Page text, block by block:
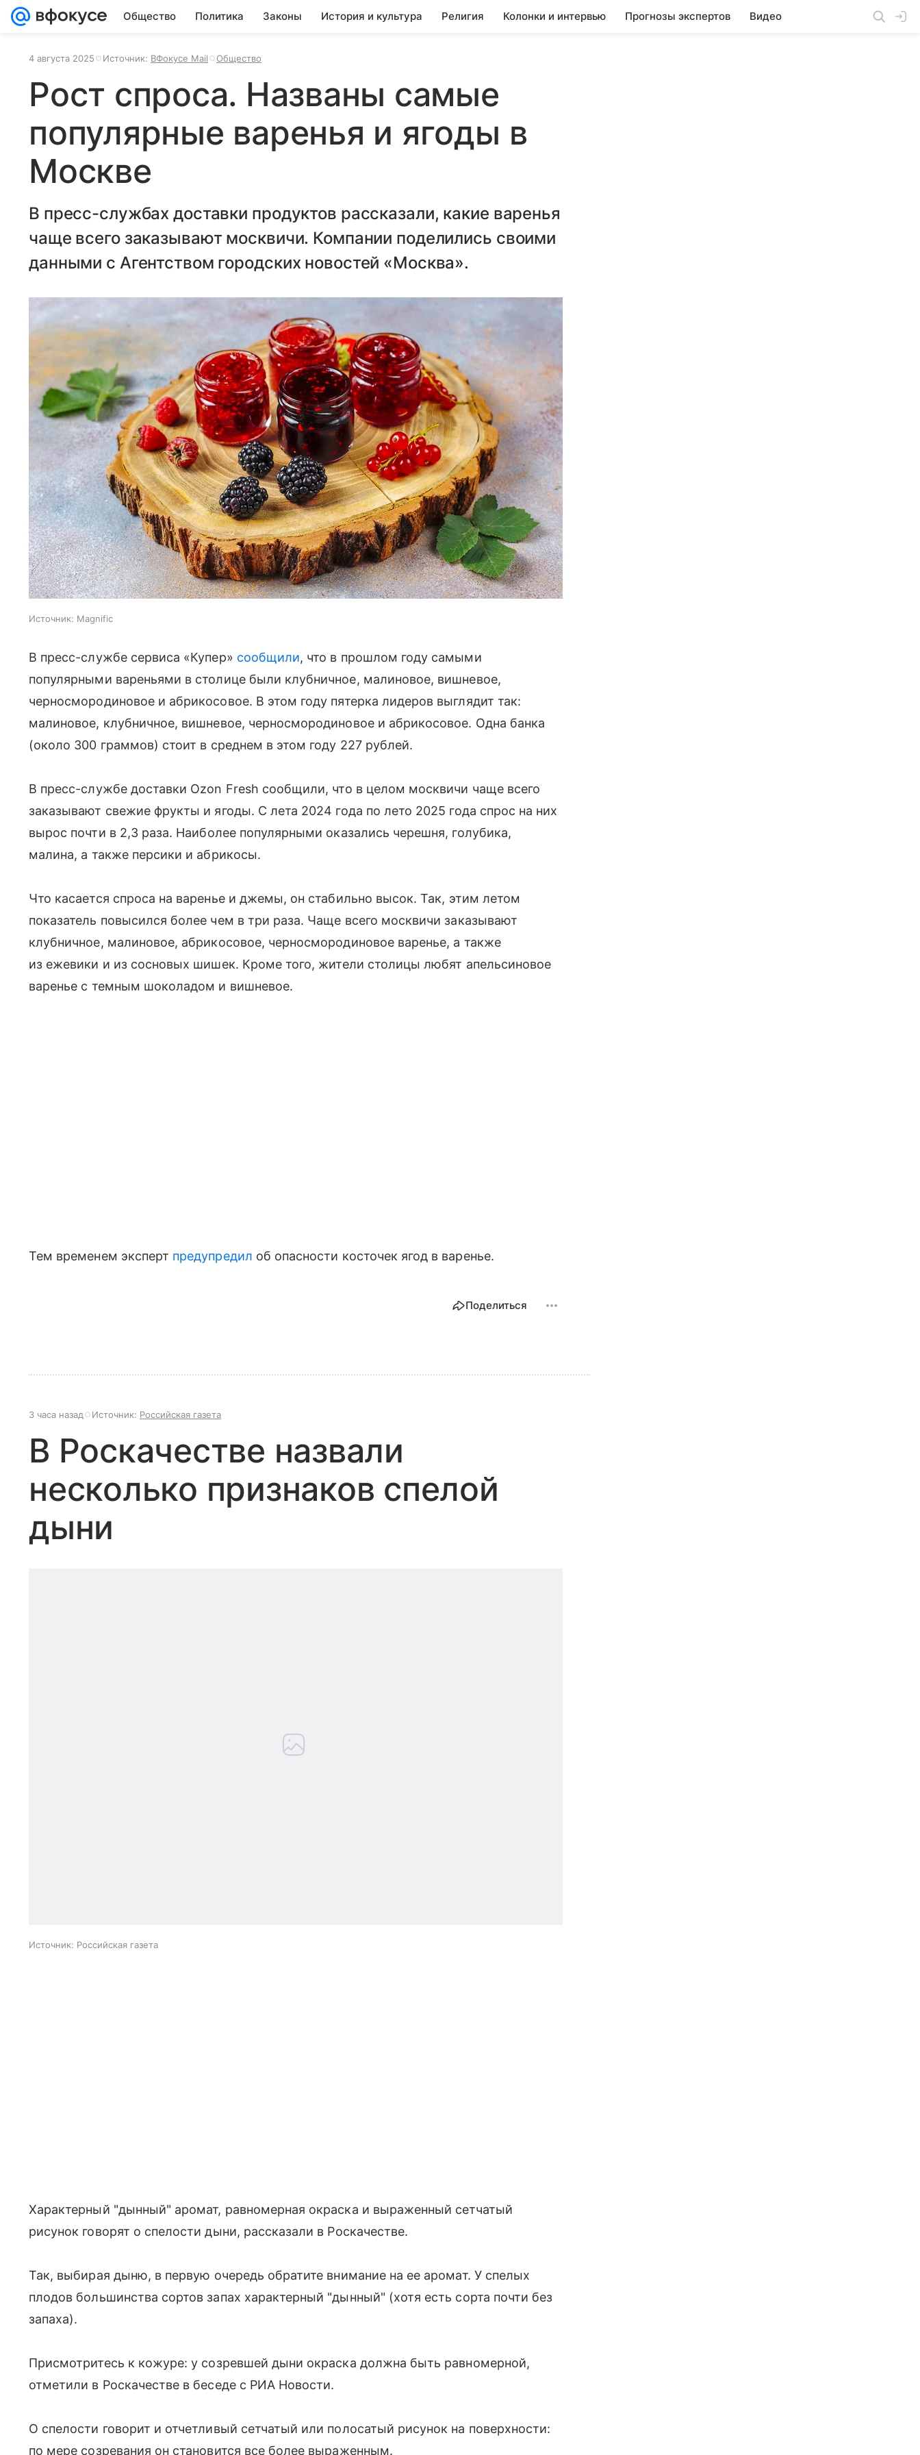
Общество Политика Законы История и культура Религия Колонки и интервью Прогнозы экспертов Видео
4 августа 2025 Источник: ВФокусе Mail Общество
Рост спроса. Названы самые
популярные варенья и ягоды в
Москве
В пресс-службах доставки продуктов рассказали, какие варенья
чаще всего заказывают москвичи. Компании поделились своими
данными с Агентством городских новостей «Москва».
Источник: Magnific
В пресс-службе сервиса «Купер» сообщили, что в прошлом году самыми
популярными вареньями в столице были клубничное, малиновое, вишневое,
черносмородиновое и абрикосовое. В этом году пятерка лидеров выглядит так:
малиновое, клубничное, вишневое, черносмородиновое и абрикосовое. Одна банка
(около 300 граммов) стоит в среднем в этом году 227 рублей.
В пресс-службе доставки Ozon Fresh сообщили, что в целом москвичи чаще всего
заказывают свежие фрукты и ягоды. С лета 2024 года по лето 2025 года спрос на них
вырос почти в 2,3 раза. Наиболее популярными оказались черешня, голубика,
малина, а также персики и абрикосы.
Что касается спроса на варенье и джемы, он стабильно высок. Так, этим летом
показатель повысился более чем в три раза. Чаще всего москвичи заказывают
клубничное, малиновое, абрикосовое, черносмородиновое варенье, а также
из ежевики и из сосновых шишек. Кроме того, жители столицы любят апельсиновое
варенье с темным шоколадом и вишневое.
Тем временем эксперт предупредил об опасности косточек ягод в варенье.
Поделиться
3 часа назад Источник: Российская газета
В Роскачестве назвали
несколько признаков спелой
дыни
Источник: Российская газета
Характерный "дынный" аромат, равномерная окраска и выраженный сетчатый
рисунок говорят о спелости дыни, рассказали в Роскачестве.
Так, выбирая дыню, в первую очередь обратите внимание на ее аромат. У спелых
плодов большинства сортов запах характерный "дынный" (хотя есть сорта почти без
запаха).
Присмотритесь к кожуре: у созревшей дыни окраска должна быть равномерной,
отметили в Роскачестве в беседе с РИА Новости.
О спелости говорит и отчетливый сетчатый или полосатый рисунок на поверхности:
по мере созревания он становится все более выраженным.